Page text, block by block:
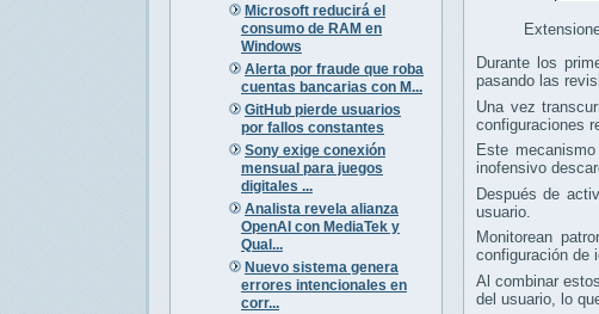
Microsoft reducirá el
consumo de RAM en
Windows
Alerta por fraude que roba
cuentas bancarias con M...
GitHub pierde usuarios
por fallos constantes
Sony exige conexión
mensual para juegos
digitales ...
Analista revela alianza
OpenAI con MediaTek y
Qual...
Nuevo sistema genera
errores intencionales en
corr...
Durante los
pasando las
Una vez
configuraciones
Este
inofensivo
Después de
usuario.
Monitorean
configuración de
Al combinar
del usuario, lo